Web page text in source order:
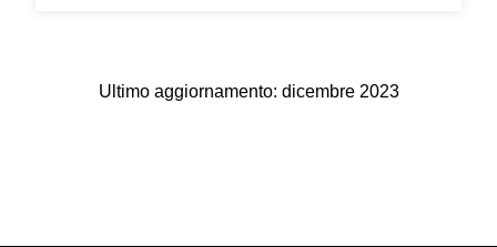
Ultimo aggiornamento: dicembre 2023